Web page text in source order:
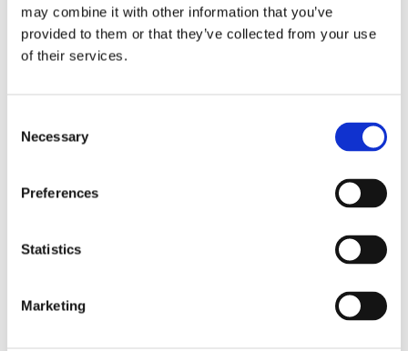
may combine it with other information that you’ve
provided to them or that they’ve collected from your use
of their services.
Selection
Necessary
Preferences
Statistics
Marketing